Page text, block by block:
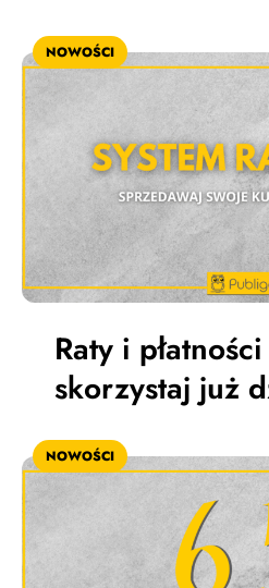
NOWOŚCI
Raty i
skorzystaj już
NOWOŚCI